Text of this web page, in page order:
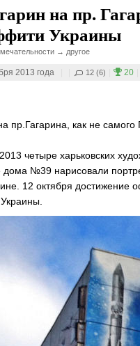
на пр.
Украины
→ другое
2013 года 12 (6) 20
пр.Гагарина, как не самого
четыре харьковских
дома №39 нарисовали
12 октября достижение